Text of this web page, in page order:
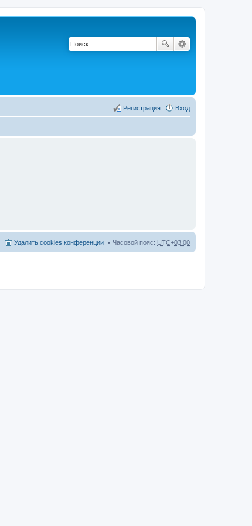
Вход
Регистрация
Часовой пояс: UTC+03:00
Удалить cookies конференции